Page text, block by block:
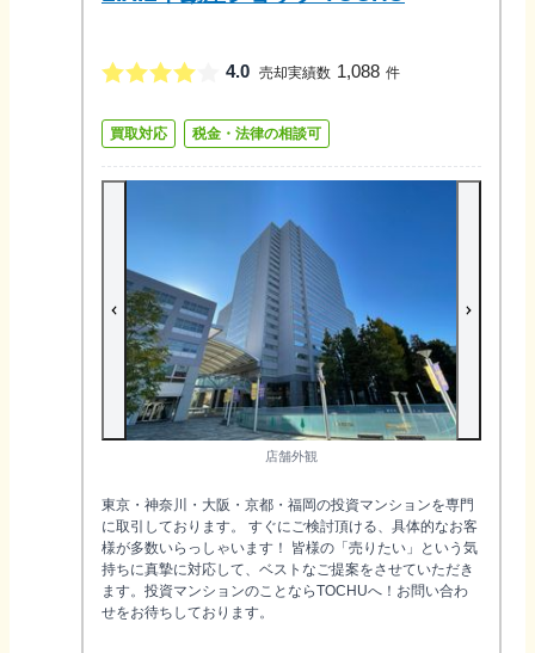
4.0 売却実績数 1,088 件
買取対応 税金・法律の相談可
店舗外観
東京・神奈川・大阪・京都・福岡の投資マンションを専門
に取引しております。 すぐにご検討頂ける、具体的なお客
様が多数いらっしゃいます！ 皆様の「売りたい」という気
持ちに真摯に対応して、ベストなご提案をさせていただき
ます。投資マンションのことならTOCHUへ！お問い合わ
せをお待ちしております。